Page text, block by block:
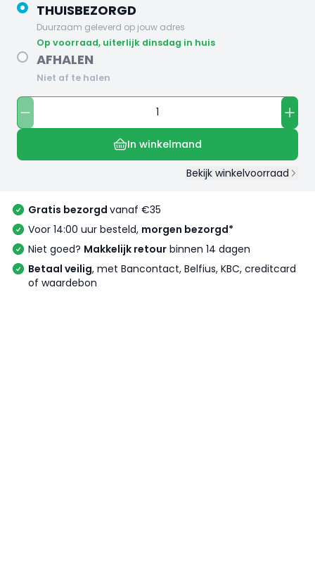
THUISBEZORGD
Duurzaam geleverd op jouw adres
op voorraad, uiterlijk dinsdag in huis
AFHALEN
Niet af te halen
In winkelmand
Bekijk winkelvoorraad
Gratis bezorgd vanaf €35
Voor 14:00 uur besteld, morgen bezorgd*
Niet goed? Makkelijk retour binnen 14 dagen
Betaal veilig, met Bancontact, Belfius, KBC, creditcard
of waardebon